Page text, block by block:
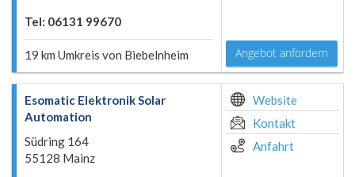
Tel: 06131 99670
19 km Umkreis von Biebelnheim Angebot anfordern
Esomatic Elektronik Solar
Automation
Südring 164
55128 Mainz
Website
Kontakt
Anfahrt